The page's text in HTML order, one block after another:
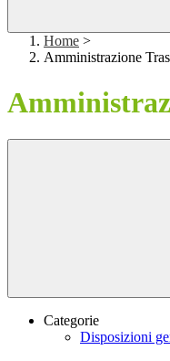
Home >
Amministrazione
Categorie
Disposizioni